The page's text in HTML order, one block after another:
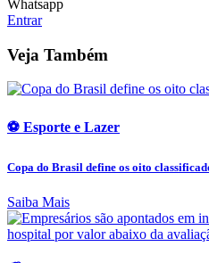
Whatsapp
Entrar
Veja Também
⚽ Esporte e Lazer
Copa do Brasil define os oito
Saiba Mais